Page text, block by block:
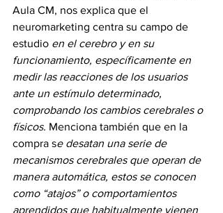
Aula CM, nos explica que el
neuromarketing centra su campo de
estudio en el cerebro y en su
funcionamiento, específicamente en
medir las reacciones de los usuarios
ante un estímulo determinado,
comprobando los cambios cerebrales o
físicos. Menciona también que en la
compra se desatan una serie de
mecanismos cerebrales que operan de
manera automática, estos se conocen
como “atajos” o comportamientos
aprendidos que habitualmente vienen